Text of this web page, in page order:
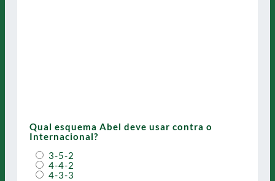
Qual esquema Abel deve usar contra o
Internacional?
3-5-2
4-4-2
4-3-3